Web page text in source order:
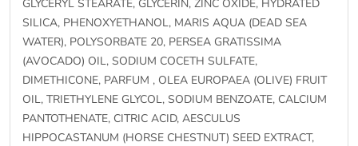
GLYCERYL STEARATE, GLYCERIN, ZINC OXIDE, HYDRATED
SILICA, PHENOXYETHANOL, MARIS AQUA (DEAD SEA
WATER), POLYSORBATE 20, PERSEA GRATISSIMA
(AVOCADO) OIL, SODIUM COCETH SULFATE,
DIMETHICONE, PARFUM , OLEA EUROPAEA (OLIVE) FRUIT
OIL, TRIETHYLENE GLYCOL, SODIUM BENZOATE, CALCIUM
PANTOTHENATE, CITRIC ACID, AESCULUS
HIPPOCASTANUM (HORSE CHESTNUT) SEED EXTRACT,